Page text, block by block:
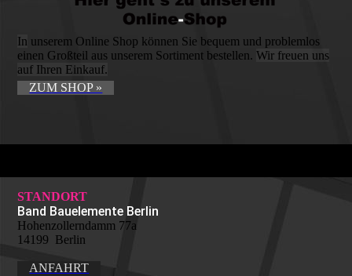
In unserem Online Shop können Sie bequem und problemlos
einen Großteil aus unserem Sortiment bestellen.Wir freuen uns
auf Ihren Einkauf.
ZUM SHOP »
STANDORT
Band Bauelemente Berlin
Hohenzollerndamm 77a
14199 Berlin
ANFAHRT